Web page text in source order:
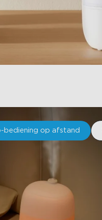
bediening op afstand